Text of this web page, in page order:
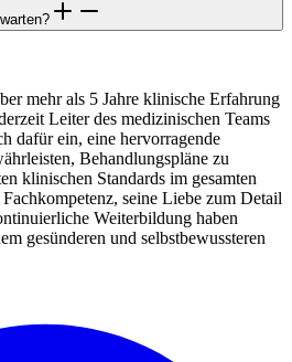
mehr als 5 Jahre klinische Erfahrung
Leiter des medizinischen Teams
dafür ein, eine hervorragende
Behandlungspläne zu
klinischen Standards im gesamten
seine Liebe zum Detail
Weiterbildung haben
gesünderen und selbstbewussteren